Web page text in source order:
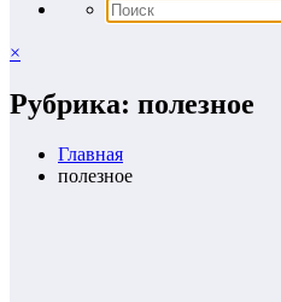
×
Рубрика: полезное
Главная
полезное